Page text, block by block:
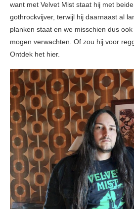
want met Velvet Mist staat hij met
gothrockvijver, terwijl hij daarnaast al
planken staat en we misschien dus
mogen verwachten. Of zou hij voor
Ontdek het hier.